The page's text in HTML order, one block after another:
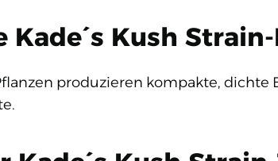
Kade´s Kush
produzieren kompakte,